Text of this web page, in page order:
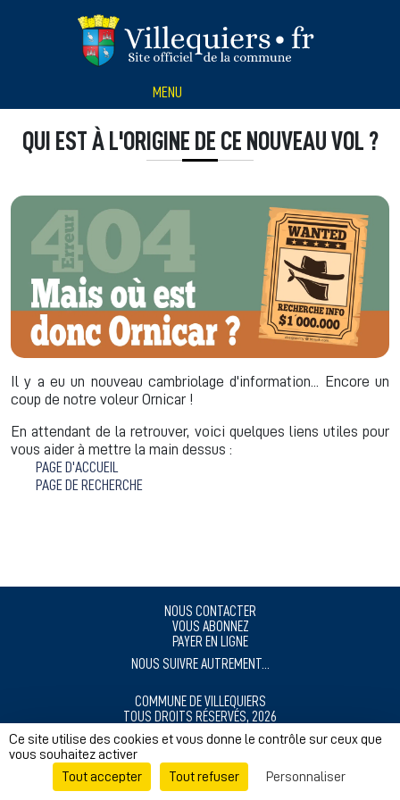
MENU
QUI EST À L'ORIGINE DE CE NOUVEAU VOL ?
Il y a eu un nouveau cambriolage d'information... Encore un
coup de notre voleur Ornicar !
En attendant de la retrouver, voici quelques liens utiles pour
vous aider à mettre la main dessus :
PAGE D'ACCUEIL
PAGE DE RECHERCHE
NOUS CONTACTER
VOUS ABONNEZ
PAYER EN LIGNE
NOUS SUIVRE AUTREMENT...
COMMUNE DE VILLEQUIERS
TOUS DROITS RÉSERVÉS, 2026
MENTIONS LÉGALES
RÉALISÉ AVEC ❤️ POUR NOS CITOYENS
Ce site utilise des cookies et vous donne le contrôle sur ceux que
vous souhaitez activer
Tout accepter
Tout refuser Personnaliser